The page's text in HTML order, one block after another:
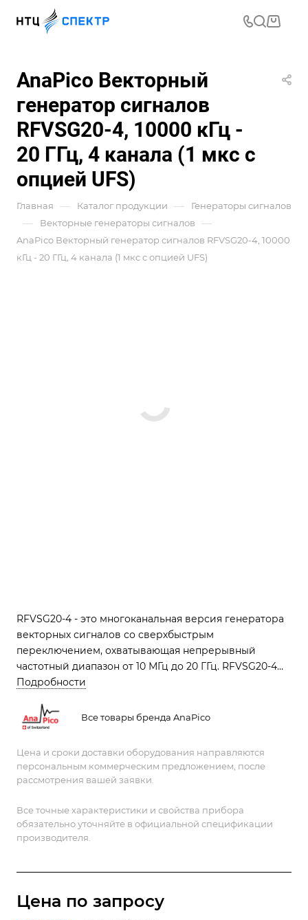
AnaPico Векторный
генератор сигналов
RFVSG20-4, 10000 кГц -
20 ГГц, 4 канала (1 мкс с
опцией UFS)
Главная — Каталог продукции — Генераторы сигналов
— Векторные генераторы сигналов —
AnaPico Векторный генератор сигналов RFVSG20-4, 10000
кГц - 20 ГГц, 4 канала (1 мкс с опцией UFS)
RFVSG20-4 - это многоканальная версия генератора
векторных сигналов со сверхбыстрым
переключением, охватывающая непрерывный
частотный диапазон от 10 МГц до 20 ГГц. RFVSG20-4
обеспечивает выдающуюся сверхбыструю
внутриимпульсную модуляцию, формирование
импульса - все с очень низким фазовым шумом
Подробности
Все товары бренда AnaPico
Цена и сроки доставки оборудования направляются
персональным коммерческим предложением, после
рассмотрения вашей заявки.
Все точные характеристики и свойства прибора
обязательно уточняйте в официальной спецификации
производителя.
Цена по запросу